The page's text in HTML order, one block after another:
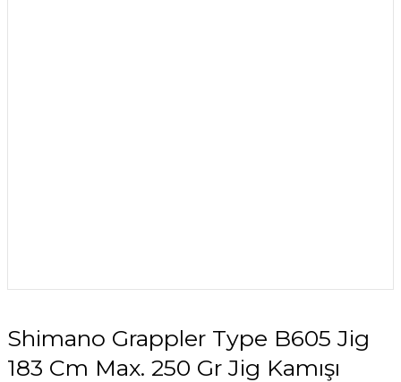
Shimano Grappler Type B605 Jig
183 Cm Max. 250 Gr Jig Kamışı